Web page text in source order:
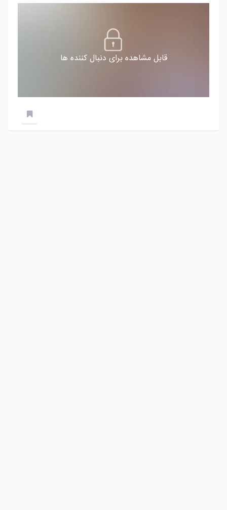
قابل مشاهده برای دنبال کننده ها